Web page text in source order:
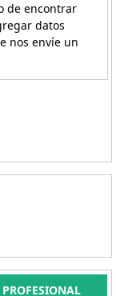
de encontrar
datos
nos envíe un